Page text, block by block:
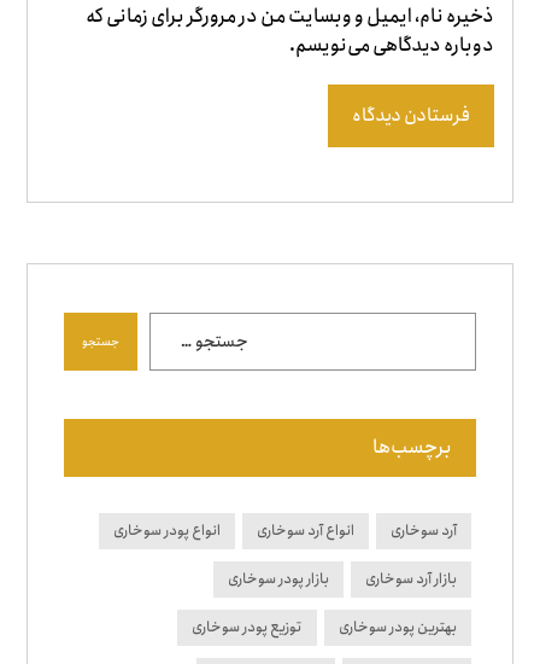
ذخیره نام، ایمیل و وبسایت من در مرورگر برای زمانی که
دوباره دیدگاهی می‌نویسم.
فرستادن دیدگاه
جستجو
برچسب‌ها
آرد سوخاری انواع آرد سوخاری انواع پودر سوخاری
بازار آرد سوخاری بازار پودر سوخاری
بهترین پودر سوخاری توزیع پودر سوخاری